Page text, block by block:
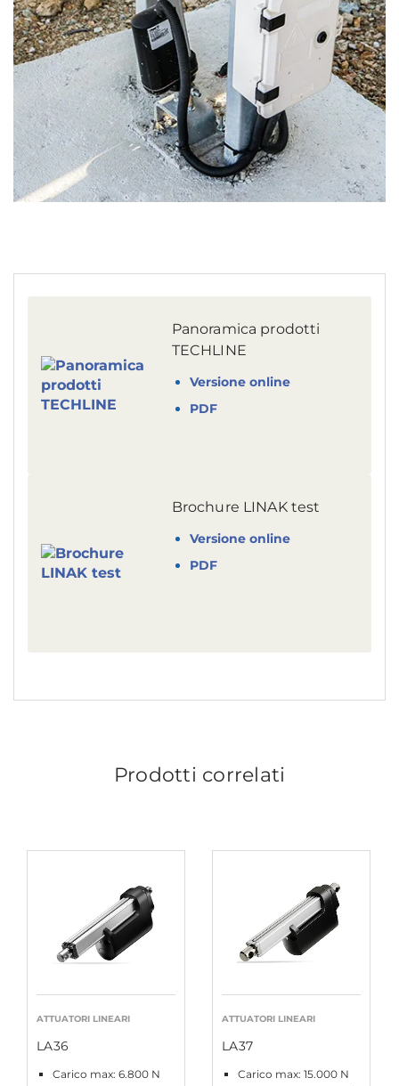
Panoramica prodotti
TECHLINE
Versione online
PDF
Brochure LINAK test
Versione online
PDF
Prodotti correlati
ATTUATORI LINEARI
LA36
Carico max: 6.800 N
ATTUATORI LINEARI
LA37
Carico max: 15.000 N